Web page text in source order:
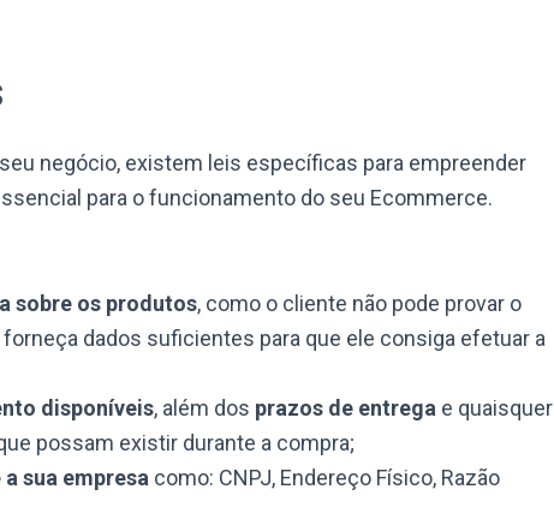
negócio, existem leis específicas para empreender
para o funcionamento do seu Ecommerce.
sobre os produtos, como o cliente não pode provar o
dados suficientes para que ele consiga efetuar a
disponíveis, além dos prazos de entrega e quaisquer
possam existir durante a compra;
sua empresa como: CNPJ, Endereço Físico, Razão